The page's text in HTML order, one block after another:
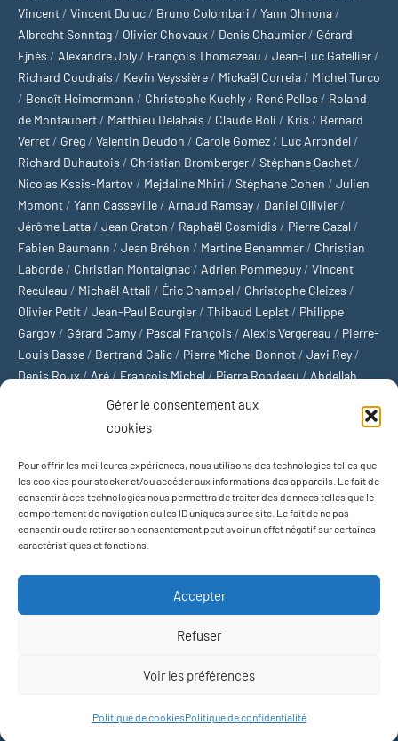
Gérer le consentement aux
cookies
Pour offrir les meilleures expériences, nous utilisons des technologies telles que
les cookies pour stocker et/ou accéder aux informations des appareils. Le fait de
consentir à ces technologies nous permettra de traiter des données telles que le
comportement de navigation ou les ID uniques sur ce site. Le fait de ne pas
consentir ou de retirer son consentement peut avoir un effet négatif sur certaines
caractéristiques et fonctions.
Accepter
Refuser
Voir les préférences
Politique de cookiesPolitique de confidentialité
Vincent / Vincent Duluc / Bruno Colombari / Yann Ohnona /
Albrecht Sonntag / Olivier Chovaux / Denis Chaumier / Gérard
Ejnès / Alexandre Joly / François Thomazeau / Jean-Luc Gatellier /
Richard Coudrais / Kevin Veyssière / Mickaël Correia / Michel Turco
/ Benoît Heimermann / Christophe Kuchly / René Pellos / Roland
de Montaubert / Matthieu Delahais / Claude Boli / Kris / Bernard
Verret / Greg / Valentin Deudon / Carole Gomez / Luc Arrondel /
Richard Duhautois / Christian Bromberger / Stéphane Gachet /
Nicolas Kssis-Martov / Mejdaline Mhiri / Stéphane Cohen / Julien
Momont / Yann Casseville / Arnaud Ramsay / Daniel Ollivier /
Jérôme Latta / Jean Graton / Raphaël Cosmidis / Pierre Cazal /
Fabien Baumann / Jean Bréhon / Martine Benammar / Christian
Laborde / Christian Montaignac / Adrien Pommepuy / Vincent
Reculeau / Michaël Attali / Éric Champel / Christophe Gleizes /
Olivier Petit / Jean-Paul Bourgier / Thibaud Leplat / Philippe
Gargov / Gérard Camy / Pascal François / Alexis Vergereau / Pierre-
Louis Basse / Bertrand Galic / Pierre Michel Bonnot / Javi Rey /
Denis Roux / Aré / François Michel / Pierre Rondeau / Abdellah
Michaël Delépine
Football/ Cyclisme/Tous les sports/Jeux olympiques/Rugby/
Basket-ball/Sports US/Boxe/Tennis/Bateaux/Formule 1/
Moto/Natation/Sports d'hiver/Marathon/Trail/Automobile
Baseball/Golf/Athlétisme
Football gaélique
Sports de combat
Thème WordPress : Occasio par ThemeZee.